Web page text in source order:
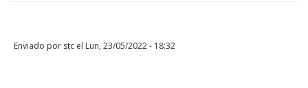
Documentos
Enviado por stc el Lun, 23/05/2022 - 18:32